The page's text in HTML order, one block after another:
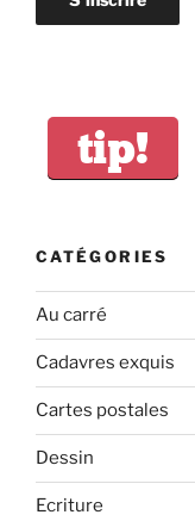
tip!
CATÉGORIES
Au carré
Cadavres exquis
Cartes postales
Dessin
Ecriture